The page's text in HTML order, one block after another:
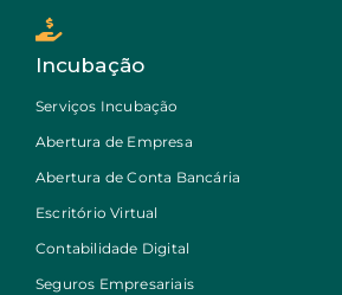
Incubação
Serviços Incubação
Abertura de Empresa
Abertura de Conta Bancária
Escritório Virtual
Contabilidade Digital
Seguros Empresariais